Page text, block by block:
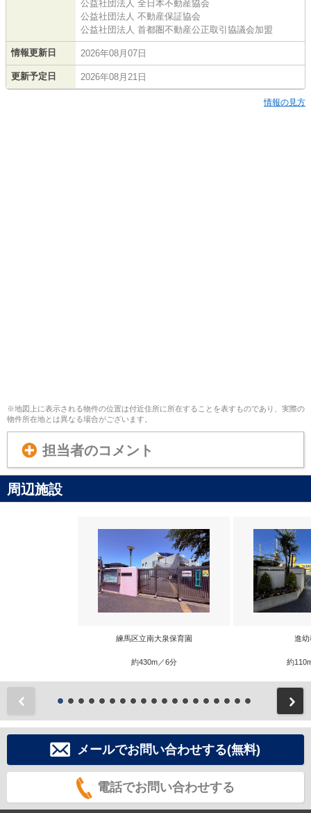
公益社団法人 全日本不動産協会
公益社団法人 不動産保証協会
公益社団法人 首都圏不動産公正取引協議会加盟
情報更新日 2026年08月07日
更新予定日 2026年08月21日
情報の見方
※地図上に表示される物件の位置は付近住所に所在することを表すものであり、実際の
物件所在地とは異なる場合がございます。
担当者のコメント
周辺施設
練馬区立南大泉保育園
約430m／6分
進幼
約
メールでお問い合わせする(無料)
電話でお問い合わせする